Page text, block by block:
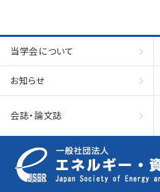
当学会について
お知らせ
会誌・論文誌